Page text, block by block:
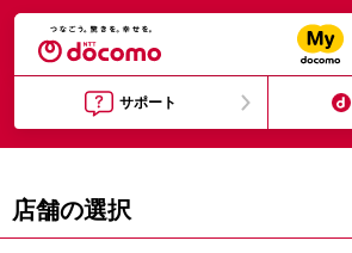
サポート
店舗の選択